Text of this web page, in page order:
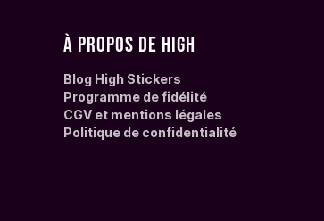
À propos de High
Blog High Stickers
Programme de fidélité
CGV et mentions légales
Politique de confidentialité